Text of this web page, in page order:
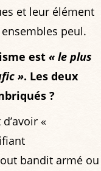
et leur élément
peul.
est « le plus
». Les deux
?
«
bandit armé ou